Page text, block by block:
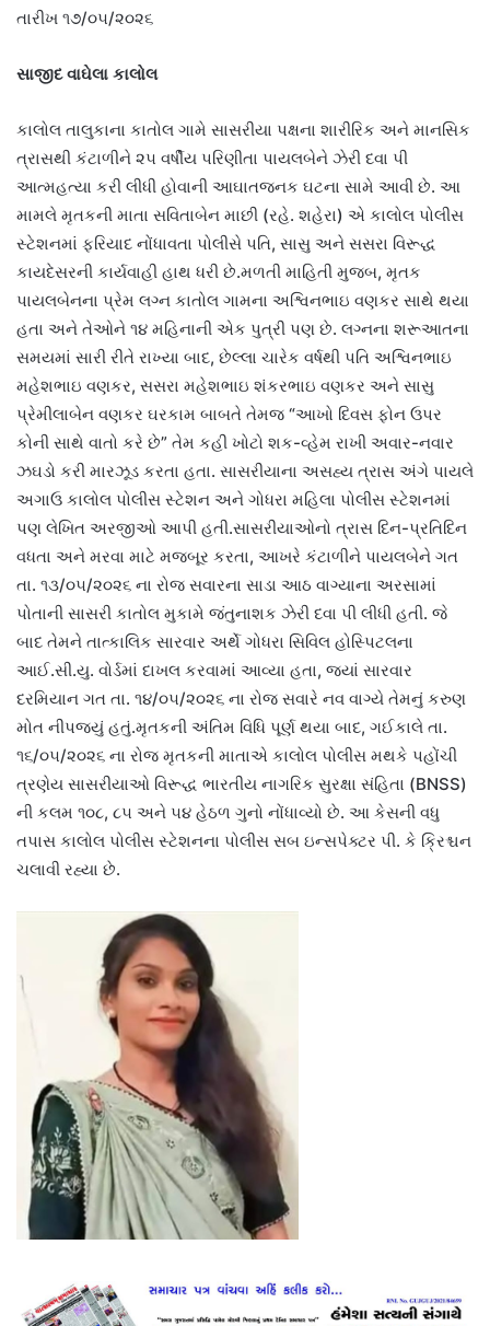
તારીખ ૧૭/૦૫/૨૦૨૬
સાજીદ વાઘેલા કાલોલ
કાલોલ તાલુકાના કાતોલ ગામે સાસરીયા પક્ષના શારીરિક અને માનસિક
ત્રાસથી કંટાળીને ૨૫ વર્ષીય પરિણીતા પાયલબેને ઝેરી દવા પી
આત્મહત્યા કરી લીધી હોવાની આઘાતજનક ઘટના સામે આવી છે. આ
મામલે મૃતકની માતા સવિતાબેન માછી (રહે. શહેરા) એ કાલોલ પોલીસ
સ્ટેશનમાં ફરિયાદ નોંધાવતા પોલીસે પતિ, સાસુ અને સસરા વિરૂદ્ધ
કાયદેસરની કાર્યવાહી હાથ ધરી છે.મળતી માહિતી મુજબ, મૃતક
પાયલબેનના પ્રેમ લગ્ન કાતોલ ગામના અશ્વિનભાઇ વણકર સાથે થયા
હતા અને તેઓને ૧૪ મહિનાની એક પુત્રી પણ છે. લગ્નના શરૂઆતના
સમયમાં સારી રીતે રાખ્યા બાદ, છેલ્લા ચારેક વર્ષથી પતિ અશ્વિનભાઇ
મહેશભાઇ વણકર, સસરા મહેશભાઇ શંકરભાઇ વણકર અને સાસુ
પ્રેમીલાબેન વણકર ઘરકામ બાબતે તેમજ “આખો દિવસ ફોન ઉપર
કોની સાથે વાતો કરે છે” તેમ કહી ખોટો શક-વ્હેમ રાખી અવાર-નવાર
ઝઘડો કરી મારઝૂડ કરતા હતા. સાસરીયાના અસહ્ય ત્રાસ અંગે પાયલે
અગાઉ કાલોલ પોલીસ સ્ટેશન અને ગોધરા મહિલા પોલીસ સ્ટેશનમાં
પણ લેખિત અરજીઓ આપી હતી.સાસરીયાઓનો ત્રાસ દિન-પ્રતિદિન
વધતા અને મરવા માટે મજબૂર કરતા, આખરે કંટાળીને પાયલબેને ગત
તા. ૧૩/૦૫/૨૦૨૬ ના રોજ સવારના સાડા આઠ વાગ્યાના અરસામાં
પોતાની સાસરી કાતોલ મુકામે જંતુનાશક ઝેરી દવા પી લીધી હતી. જે
બાદ તેમને તાત્કાલિક સારવાર અર્થે ગોધરા સિવિલ હોસ્પિટલના
આઈ.સી.યુ. વોર્ડમાં દાખલ કરવામાં આવ્યા હતા, જ્યાં સારવાર
દરમિયાન ગત તા. ૧૪/૦૫/૨૦૨૬ ના રોજ સવારે નવ વાગ્યે તેમનું કરુણ
મોત નીપજ્યું હતું.મૃતકની અંતિમ વિધિ પૂર્ણ થયા બાદ, ગઈકાલે તા.
૧૬/૦૫/૨૦૨૬ ના રોજ મૃતકની માતાએ કાલોલ પોલીસ મથકે પહોંચી
ત્રણેય સાસરીયાઓ વિરૂદ્ધ ભારતીય નાગરિક સુરક્ષા સંહિતા (BNSS)
ની કલમ ૧૦૮, ૮૫ અને ૫૪ હેઠળ ગુનો નોંધાવ્યો છે. આ કેસની વધુ
તપાસ કાલોલ પોલીસ સ્ટેશનના પોલીસ સબ ઇન્સપેક્ટર પી. કે ક્રિશ્ચન
ચલાવી રહ્યા છે.